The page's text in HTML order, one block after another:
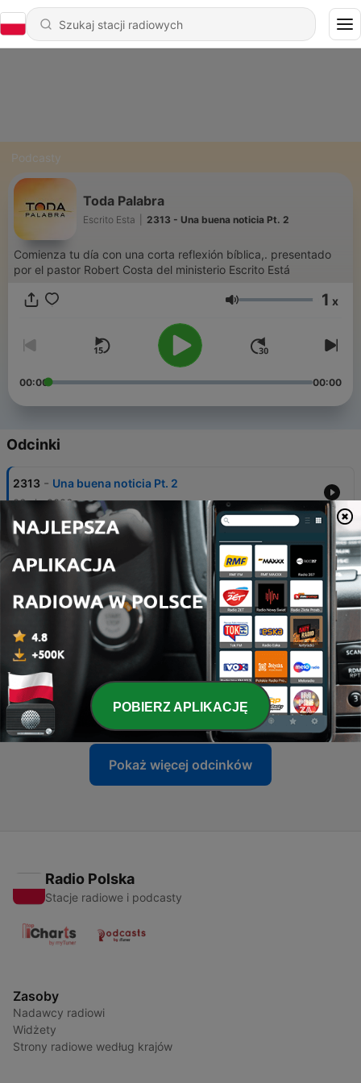
Podcasty
Toda Palabra
Escrito Esta 2313 - Una buena noticia Pt. 2
Comienza tu día con una corta reflexión bíblica,. presentado
por el pastor Robert Costa del ministerio Escrito Está
Głośność 1 x
00:00 00:00
Odcinki
2313 - Una buena noticia Pt. 2
06 sie 2026
2312 - Medicina para el egoísmo Pt. 1
Nos parecemos a seres irracionales
04 sie 2026
2310 - Lo vemos por sus huellas
03 sie 2026
2309 - En la hora más tenebrosa
02 sie 2026
Pokaż więcej odcinków
Radio Polska
Stacje radiowe i podcasty
Zasoby
Nadawcy radiowi
Widżety
Strony radiowe według krajów
POBIERZ APLIKACJĘ